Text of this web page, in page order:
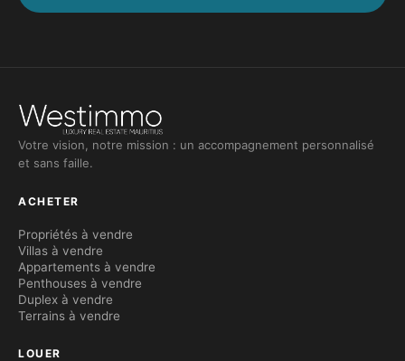
Votre vision, notre mission : un accompagnement personnalisé
et sans faille.
ACHETER
Propriétés à vendre
Villas à vendre
Appartements à vendre
Penthouses à vendre
Duplex à vendre
Terrains à vendre
LOUER